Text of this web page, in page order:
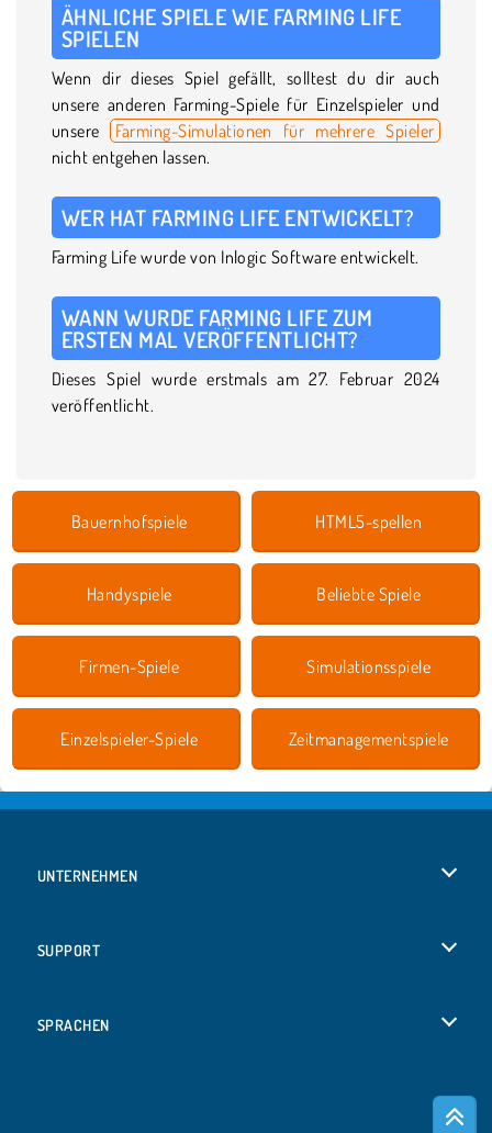
ÄHNLICHE SPIELE WIE FARMING LIFE
SPIELEN
Wenn dir dieses Spiel gefällt, solltest du dir auch
unsere anderen Farming-Spiele für Einzelspieler und
unsere Farming-Simulationen für mehrere Spieler
nicht entgehen lassen.
WER HAT FARMING LIFE ENTWICKELT?
Farming Life wurde von Inlogic Software entwickelt.
WANN WURDE FARMING LIFE ZUM
ERSTEN MAL VERÖFFENTLICHT?
Dieses Spiel wurde erstmals am 27. Februar 2024
veröffentlicht.
Bauernhofspiele HTML5-spellen
Handyspiele Beliebte Spiele
Firmen-Spiele Simulationsspiele
Einzelspieler-Spiele Zeitmanagementspiele
UNTERNEHMEN
SUPPORT
SPRACHEN